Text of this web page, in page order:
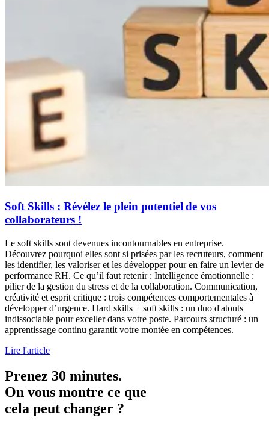
Soft Skills : Révélez le plein potentiel de vos
collaborateurs !
Le soft skills sont devenues incontournables en entreprise.
Découvrez pourquoi elles sont si prisées par les recruteurs, comment
les identifier, les valoriser et les développer pour en faire un levier de
performance RH. Ce qu’il faut retenir : Intelligence émotionnelle :
pilier de la gestion du stress et de la collaboration. Communication,
créativité et esprit critique : trois compétences comportementales à
développer d’urgence. Hard skills + soft skills : un duo d'atouts
indissociable pour exceller dans votre poste. Parcours structuré : un
apprentissage continu garantit votre montée en compétences.
Lire l'article
Prenez 30 minutes.
On vous montre ce que
cela peut changer ?